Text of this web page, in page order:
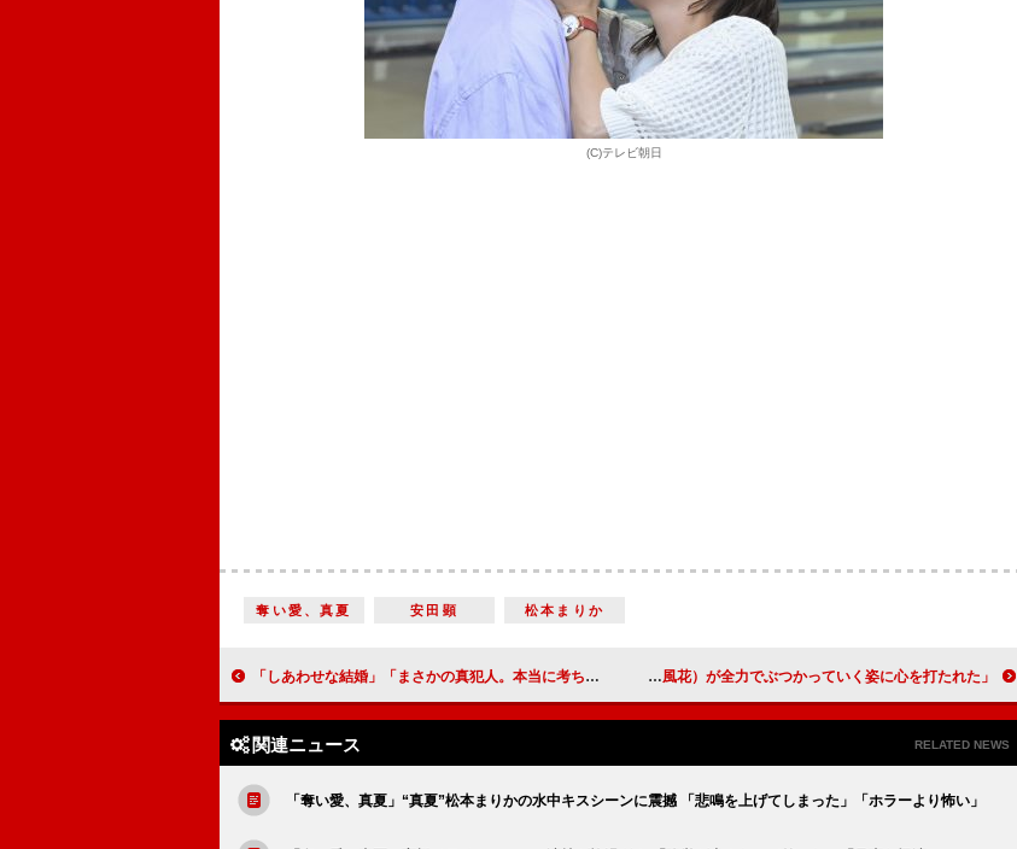
(C)テレビ朝日
奪い愛、真夏 安田顕 松本まりか
「しあわせな結婚」「まさかの真犯人。本当に考ちゃん（岡部たかし）なの？」「黒川が怖い。杉野遥亮じゃなければ許せないレベル」 日曜劇場「19番目のカルテ」「石橋蓮司さんの全てが良かった」「滝野先生（小芝風花）が全力でぶつかっていく姿に心を打たれた」
関連ニュース RELATED NEWS
「奪い愛、真夏」“真夏”松本まりかの水中キスシーンに震撼 「悲鳴を上げてしまった」「ホラーより怖い」